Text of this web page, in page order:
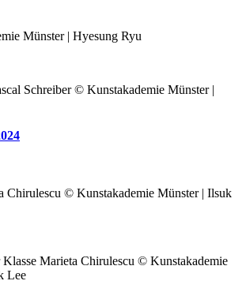
Münster | Hyesung Ryu
Schreiber © Kunstakademie Münster |
Chirulescu © Kunstakademie Münster | Ilsuk
Klasse Marieta Chirulescu © Kunstakademie
Lee